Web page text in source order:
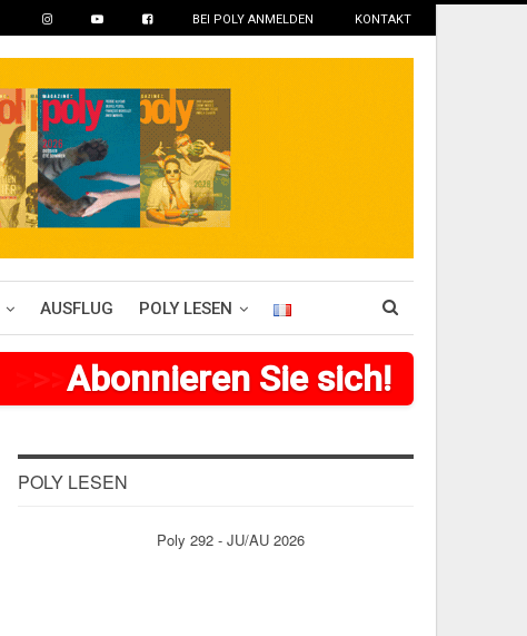
BEI POLY ANMELDEN KONTAKT
AUSFLUG POLY LESEN
> >>>> >>>
Abonnieren Sie sich!
POLY LESEN
Poly 292 - JU/AU 2026